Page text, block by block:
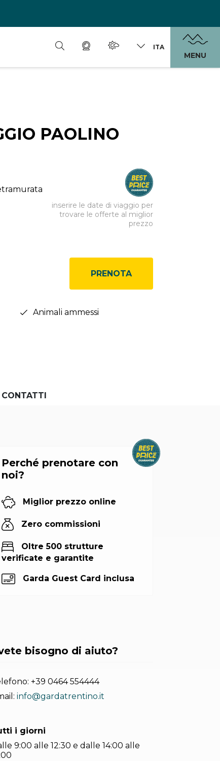
ITA
MENU
PAOLINO
inserire le date di viaggio per
trovare le offerte al miglior
prezzo
PRENOTA
Animali ammessi
CONTATTI
Perché prenotare con
noi?
Miglior prezzo online
Zero commissioni
Oltre 500 strutture
verificate e garantite
Garda Guest Card inclusa
bisogno di aiuto?
+39 0464 554444
info@gardatrentino.it
i giorni
9:00 alle 12:30 e dalle 14:00 alle